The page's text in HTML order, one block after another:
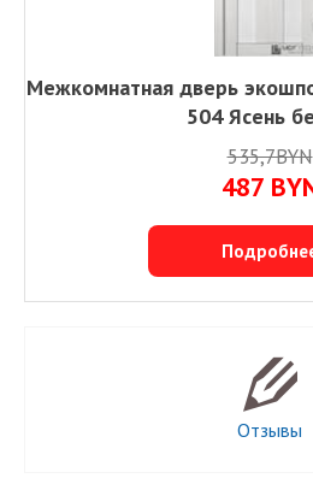
Межкомнатная дверь
504 Ясень
535,7BYN
487
Отзывы